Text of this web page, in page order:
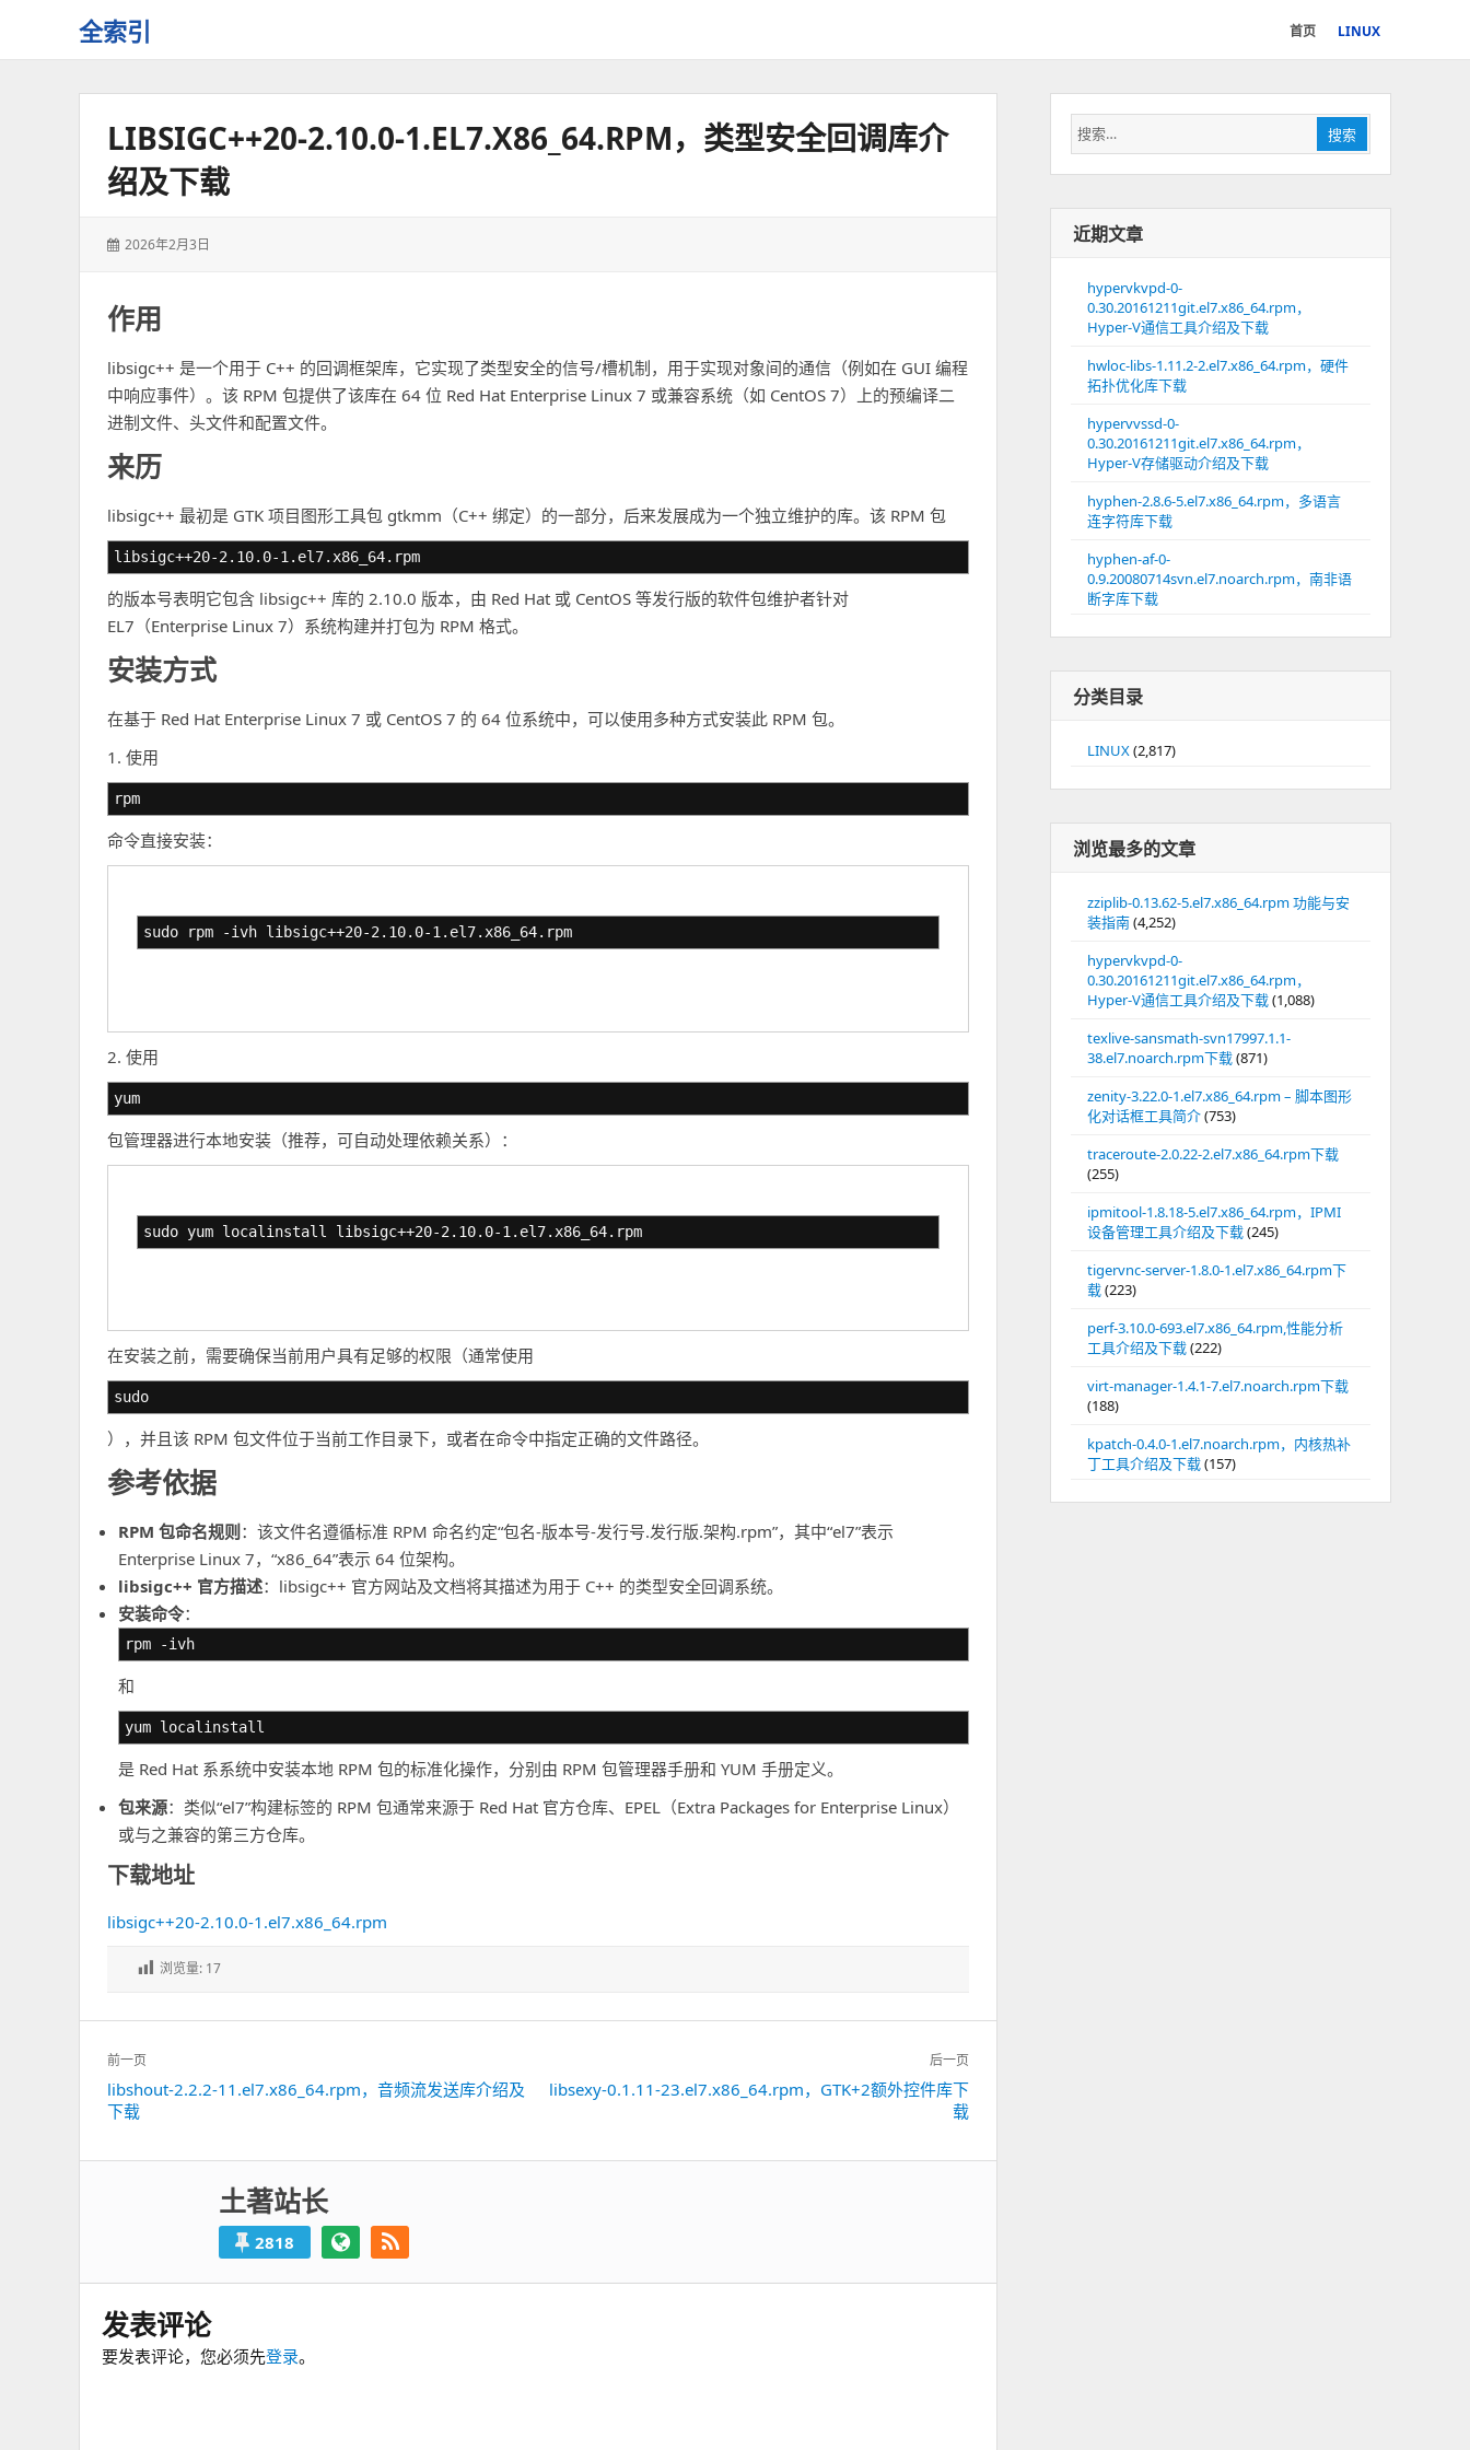
全索引
些
首页 LINUX
LIBSIGC++20-2.10.0-1.EL7.X86_64.RPM，类型安全回调库介
绍及下载
发
2026年2月3日
作用
libsigc++ 是一个用于 C++ 的回调框架库，它实现了类型安全的信号/槽机制，用于实现对象间的通信（例如在 GUI 编程
中响应事件）。该 RPM 包提供了该库在 64 位 Red Hat Enterprise Linux 7 或兼容系统（如 CentOS 7）上的预编译二
进制文件、头文件和配置文件。
来历
libsigc++ 最初是 GTK 项目图形工具包 gtkmm（C++ 绑定）的一部分，后来发展成为一个独立维护的库。该 RPM 包
libsigc++20-2.10.0-1.el7.x86_64.rpm
的版本号表明它包含 libsigc++ 库的 2.10.0 版本，由 Red Hat 或 CentOS 等发行版的软件包维护者针对
EL7（Enterprise Linux 7）系统构建并打包为 RPM 格式。
安装方式
在基于 Red Hat Enterprise Linux 7 或 CentOS 7 的 64 位系统中，可以使用多种方式安装此 RPM 包。
1. 使用
rpm
命令直接安装：
sudo rpm -ivh libsigc++20-2.10.0-1.el7.x86_64.rpm
2. 使用
yum
包管理器进行本地安装（推荐，可自动处理依赖关系）：
sudo yum localinstall libsigc++20-2.10.0-1.el7.x86_64.rpm
在安装之前，需要确保当前用户具有足够的权限（通常使用
sudo
），并且该 RPM 包文件位于当前工作目录下，或者在命令中指定正确的文件路径。
参考依据
RPM 包命名规则 ：该文件名遵循标准 RPM 命名约定“包名-版本号-发行号.发行版.架构.rpm”，其中“el7”表示
Enterprise Linux 7，“x86_64”表示 64 位架构。
libsigc++ 官方描述：libsigc++ 官方网站及文档将其描述为用于 C++ 的类型安全回调系统。
安装命令：
rpm -ivh
和
yum localinstall
是 Red Hat 系系统中安装本地 RPM 包的标准化操作，分别由 RPM 包管理器手册和 YUM 手册定义。
包来源：类似“el7”构建标签的 RPM 包通常来源于 Red Hat 官方仓库、EPEL（Extra Packages for Enterprise Linux）
或与之兼容的第三方仓库。
下载地址
libsigc++20-2.10.0-1.el7.x86_64.rpm
浏览量: 17
文
章
导
前一页
上
一
libshout-2.2.2-11.el7.x86_64.rpm，音频流发送库介绍及
下载
后一页
下libsexy-0.1.11-23.el7.x86_64.rpm，GTK+2额外控件库下
载
土著站长
2818
发表评论
要发表评论，您必须先登录。
搜
索：
搜索
近期文章
hypervkvpd-0-
0.30.20161211git.el7.x86_64.rpm，
Hyper-V通信工具介绍及下载
hwloc-libs-1.11.2-2.el7.x86_64.rpm，硬件
拓扑优化库下载
hypervvssd-0-
0.30.20161211git.el7.x86_64.rpm，
Hyper-V存储驱动介绍及下载
hyphen-2.8.6-5.el7.x86_64.rpm，多语言
连字符库下载
hyphen-af-0-
0.9.20080714svn.el7.noarch.rpm，南非语
断字库下载
分类目录
LINUX(2,817)
浏览最多的文章
zziplib-0.13.62-5.el7.x86_64.rpm 功能与安
装指南(4,252)
hypervkvpd-0-
0.30.20161211git.el7.x86_64.rpm，
Hyper-V通信工具介绍及下载(1,088)
texlive-sansmath-svn17997.1.1-
38.el7.noarch.rpm下载(871)
zenity-3.22.0-1.el7.x86_64.rpm – 脚本图形
化对话框工具简介(753)
traceroute-2.0.22-2.el7.x86_64.rpm下载
(255)
ipmitool-1.8.18-5.el7.x86_64.rpm，IPMI
设备管理工具介绍及下载(245)
tigervnc-server-1.8.0-1.el7.x86_64.rpm下
载(223)
perf-3.10.0-693.el7.x86_64.rpm,性能分析
工具介绍及下载(222)
virt-manager-1.4.1-7.el7.noarch.rpm下载
(188)
kpatch-0.4.0-1.el7.noarch.rpm，内核热补
丁工具介绍及下载(157)